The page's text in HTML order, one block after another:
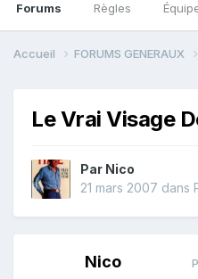
Forums Règles
Accueil FORUMS GENERAUX
Le Vrai Visage
Par Nico
21 mars 2007 dans
Nico